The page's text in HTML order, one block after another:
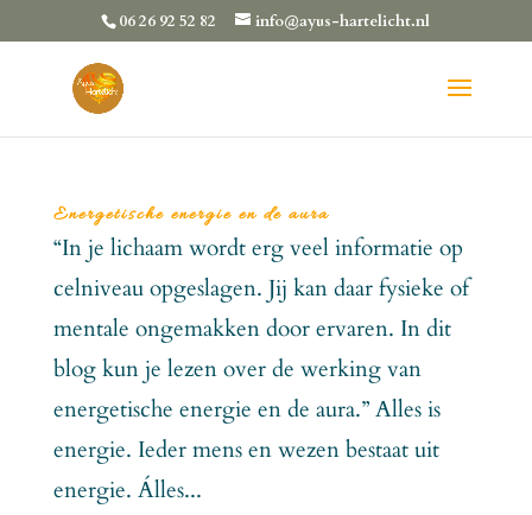
06 26 92 52 82 info@ayus-hartelicht.nl
Energetische energie en de aura
“In je lichaam wordt erg veel informatie op
celniveau opgeslagen. Jij kan daar fysieke of
mentale ongemakken door ervaren. In dit
blog kun je lezen over de werking van
energetische energie en de aura.” Alles is
energie. Ieder mens en wezen bestaat uit
energie. Álles...